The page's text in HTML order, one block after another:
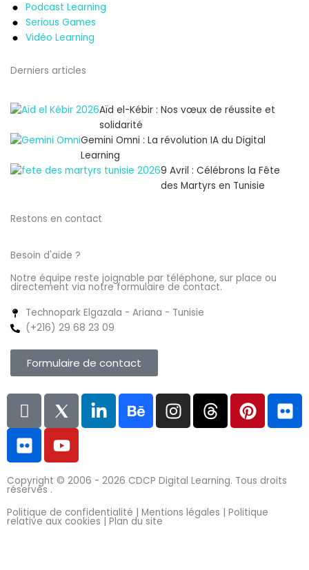
Podcast Learning
Serious Games
Vidéo Learning
Derniers articles
Aïd el-Kébir : Nos vœux de réussite et
solidarité
Gemini Omni : La révolution IA du Digital
Learning
9 Avril : Célébrons la Fête
des Martyrs en Tunisie
Restons en contact
Besoin d'aide ?
Notre équipe reste joignable par téléphone, sur place ou
directement via notre formulaire de contact.
Technopark Elgazala - Ariana - Tunisie
(+216) 29 68 23 09
Formulaire de contact
L
n
i
-
f
a
c
e
I
c
o
n
s
8
T
w
L
i
n
e
d
i
n
B
e
h
n
c
e
I
n
s
a
g
r
a
T
h
r
a
d
s
P
i
n
r
e
s
F
l
i
r
F
l
i
c
k
r
Y
o
u
t
u
b
e
Copyright © 2006 - 2026 CDCP Digital Learning. Tous droits
réservés .
Politique de confidentialité | Mentions légales | Politique
relative aux cookies | Plan du site